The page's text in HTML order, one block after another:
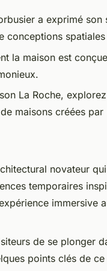
a exprimé son
conceptions
la maison est
La Roche,
maisons créées
novateur
temporaires
immersive
de se plonger
points clés de